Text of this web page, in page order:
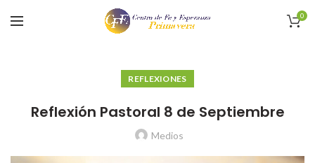
0
REFLEXIONES
Reflexión Pastoral 8 de Septiembre
Medios